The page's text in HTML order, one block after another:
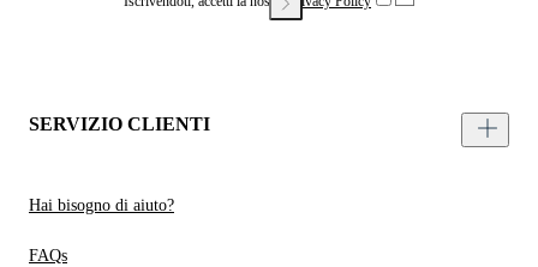
SERVIZIO CLIENTI
Hai bisogno di aiuto?
FAQs